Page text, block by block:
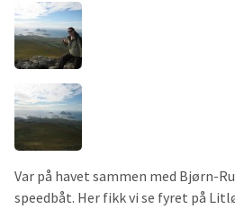
Var på havet sammen med Bjørn-
speedbåt. Her fikk vi se fyret på